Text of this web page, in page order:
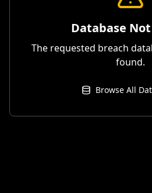
Database
The requested breach
found.
Browse All